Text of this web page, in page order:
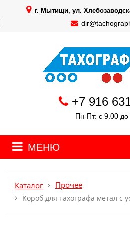
г. Мытищи, ул.
+7 916
Пн-Пт: с 9.00
МЕНЮ
Каталог Прочее
Короб для тахографа метал с